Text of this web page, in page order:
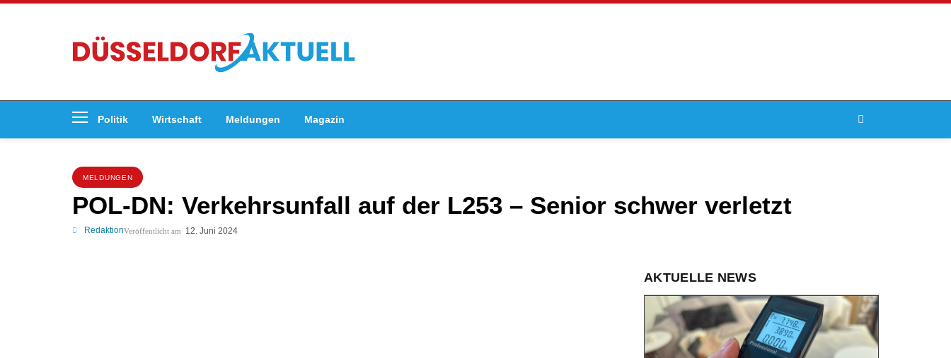
Politik Wirtschaft Meldungen Magazin
MELDUNGEN
POL-DN: Verkehrsunfall auf der L253 – Senior schwer verletzt
RedaktionVeröffentlicht am 12. Juni 2024
AKTUELLE NEWS